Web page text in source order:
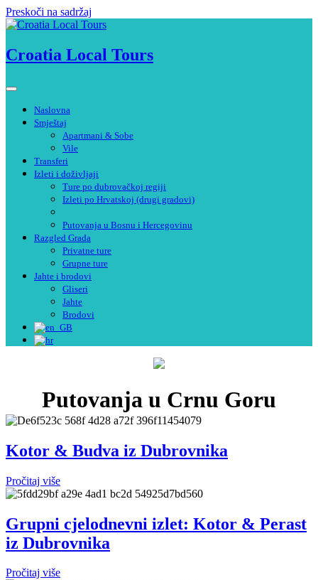
Preskoči na sadržaj
Croatia Local Tours
Naslovna
Smještaj
Apartmani & Sobe
Vile
Transferi
Izleti i doživljaji
Ture po dubrovačkoj regiji
Izleti po Hrvatskoj (drugi gradovi)
Putovanja u Bosnu i Hercegovinu
Razgled Grada
Privatne ture
Grupne ture
Jahte i brodovi
Gliseri
Jahte
Brodovi
Putovanja u Crnu Goru
Kotor & Budva iz Dubrovnika
Pročitaj više
Grupni cjelodnevni izlet: Kotor & Perast
iz Dubrovnika
Pročitaj više